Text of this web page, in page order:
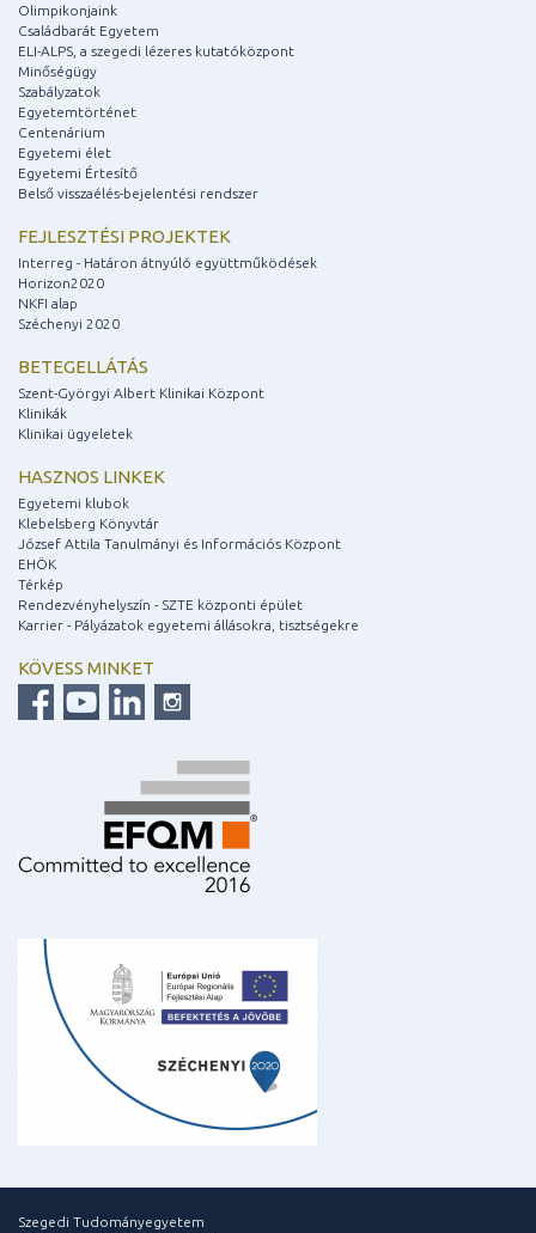
Olimpikonjaink
Családbarát Egyetem
ELI-ALPS, a szegedi lézeres kutatóközpont
Minőségügy
Szabályzatok
Egyetemtörténet
Centenárium
Egyetemi élet
Egyetemi Értesítő
Belső visszaélés-bejelentési rendszer
FEJLESZTÉSI PROJEKTEK
Interreg - Határon átnyúló együttműködések
Horizon2020
NKFI alap
Széchenyi 2020
BETEGELLÁTÁS
Szent-Györgyi Albert Klinikai Központ
Klinikák
Klinikai ügyeletek
HASZNOS LINKEK
Egyetemi klubok
Klebelsberg Könyvtár
József Attila Tanulmányi és Információs Központ
EHÖK
Térkép
Rendezvényhelyszín - SZTE központi épület
Karrier - Pályázatok egyetemi állásokra, tisztségekre
KÖVESS MINKET
Szegedi Tudományegyetem